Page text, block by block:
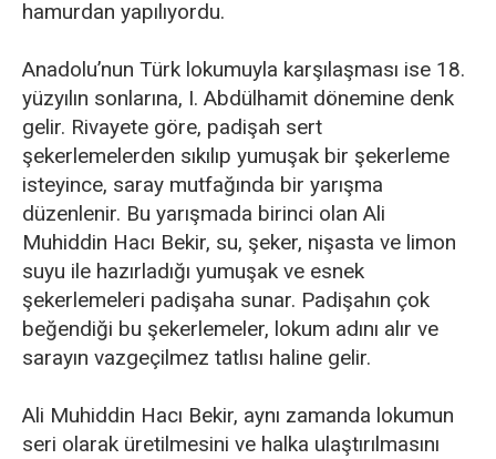
hamurdan yapılıyordu.
Anadolu’nun Türk lokumuyla karşılaşması ise 18.
yüzyılın sonlarına, I. Abdülhamit dönemine denk
gelir. Rivayete göre, padişah sert
şekerlemelerden sıkılıp yumuşak bir şekerleme
isteyince, saray mutfağında bir yarışma
düzenlenir. Bu yarışmada birinci olan Ali
Muhiddin Hacı Bekir, su, şeker, nişasta ve limon
suyu ile hazırladığı yumuşak ve esnek
şekerlemeleri padişaha sunar. Padişahın çok
beğendiği bu şekerlemeler, lokum adını alır ve
sarayın vazgeçilmez tatlısı haline gelir.
Ali Muhiddin Hacı Bekir, aynı zamanda lokumun
seri olarak üretilmesini ve halka ulaştırılmasını